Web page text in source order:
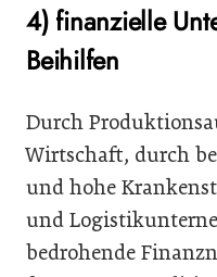
4) finanzielle
Beihilfen
Durch
Wirtschaft, durch
und hohe
und
bedrohende